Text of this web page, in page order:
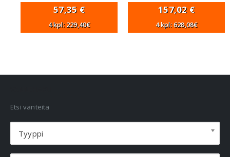
57,35 €
4 kpl: 229,40€
157,02 €
4 kpl: 628,08€
Etsi vanteita
Tyyppi